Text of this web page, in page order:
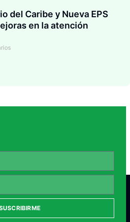
del Caribe y Nueva EPS
en la atención